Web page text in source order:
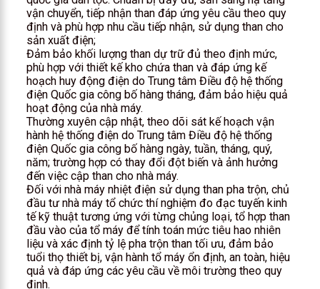
vận chuyển, tiếp nhận than đáp ứng yêu cầu theo quy
định và phù hợp nhu cầu tiếp nhận, sử dụng than cho
sản xuất điện;
Đảm bảo khối lượng than dự trữ đủ theo định mức,
phù hợp với thiết kế kho chứa than và đáp ứng kế
hoạch huy động điện do Trung tâm Điều độ hệ thống
điện Quốc gia công bố hàng tháng, đảm bảo hiệu quả
hoạt động của nhà máy.
Thường xuyên cập nhật, theo dõi sát kế hoạch vận
hành hệ thống điện do Trung tâm Điều độ hệ thống
điện Quốc gia công bố hàng ngày, tuần, tháng, quý,
năm; trường hợp có thay đổi đột biến và ảnh hưởng
đến việc cập than cho nhà máy.
Đối với nhà máy nhiệt điện sử dụng than pha trộn, chủ
đầu tư nhà máy tổ chức thí nghiệm đo đạc tuyến kinh
tế kỹ thuật tương ứng với từng chủng loại, tổ hợp than
đầu vào của tổ máy để tính toán mức tiêu hao nhiên
liệu và xác định tỷ lệ pha trộn than tối ưu, đảm bảo
tuổi thọ thiết bị, vận hành tổ máy ổn định, an toàn, hiệu
quả và đáp ứng các yêu cầu về môi trường theo quy
định.